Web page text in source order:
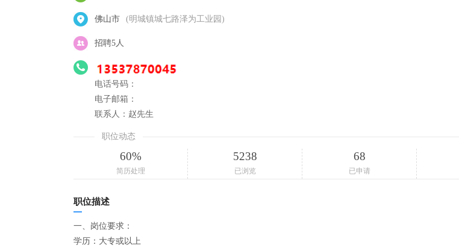
佛山市 (明城镇城七路泽为工业园)
招聘5人
电话号码：
电子邮箱：
联系人：赵先生
职位动态
60%
简历处理
5238
已浏览
68
已申请
职位描述
一、岗位要求：
学历：大专或以上